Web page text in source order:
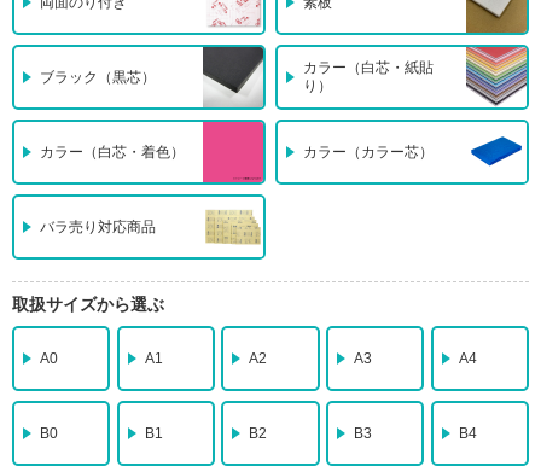
ブラック（黒芯）
カラー（白芯・紙貼
り）
カラー（白芯・着色） カラー（カラー芯）
バラ売り対応商品
取扱サイズから選ぶ
A0 A1 A2 A3 A4
B0 B1 B2 B3 B4